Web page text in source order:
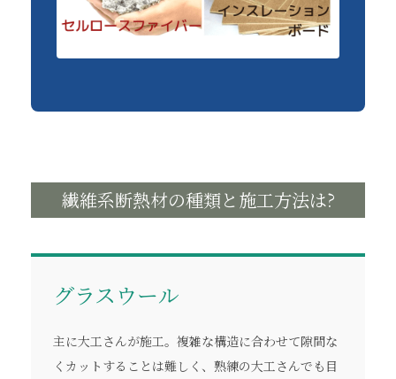
繊維系断熱材の種類と施工方法は?
グラスウール
主に大工さんが施工。複雑な構造に合わせて隙間な
くカットすることは難しく、熟練の大工さんでも目